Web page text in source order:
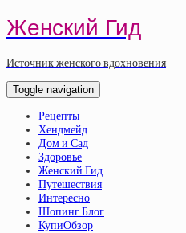
Женский Гид
Источник женского вдохновения
Toggle navigation
Рецепты
Хендмейд
Дом и Сад
Здоровье
Женский Гид
Путешествия
Интересно
Шопинг Блог
КупиОбзор